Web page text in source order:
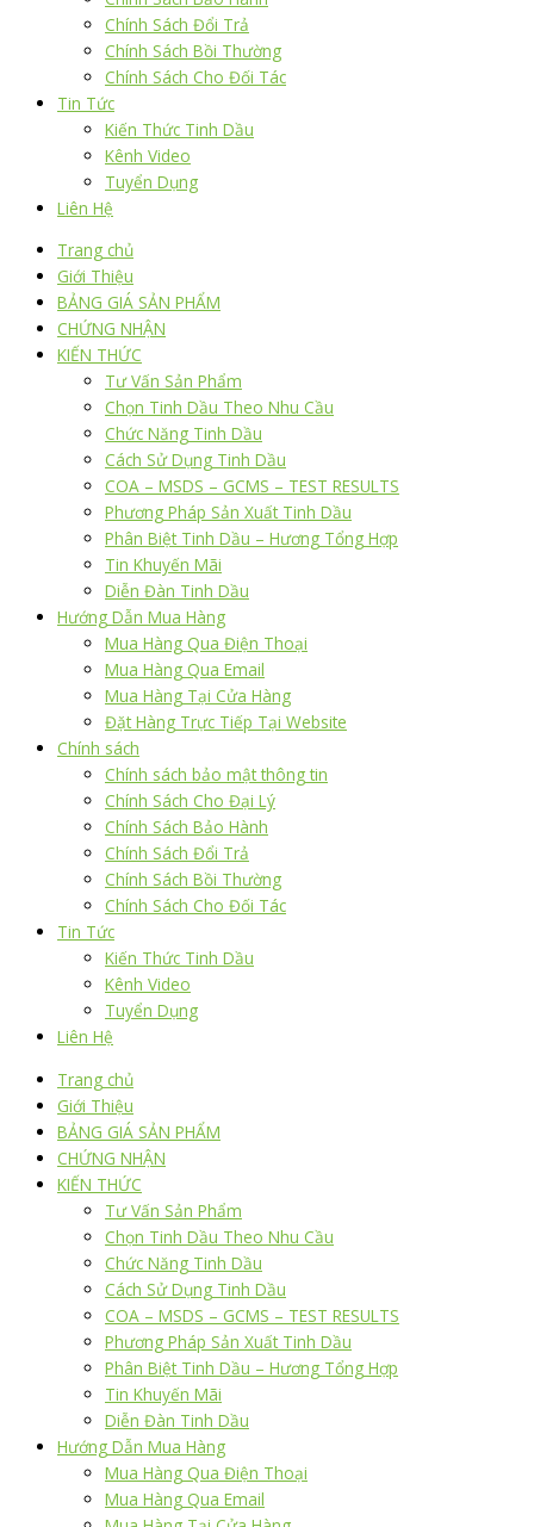
Chính Sách Đổi Trả
Chính Sách Bồi Thường
Chính Sách Cho Đối Tác
Tin Tức
Kiến Thức Tinh Dầu
Kênh Video
Tuyển Dụng
Liên Hệ
Trang chủ
Giới Thiệu
BẢNG GIÁ SẢN PHẨM
CHỨNG NHẬN
KIẾN THỨC
Tư Vấn Sản Phẩm
Chọn Tinh Dầu Theo Nhu Cầu
Chức Năng Tinh Dầu
Cách Sử Dụng Tinh Dầu
COA – MSDS – GCMS – TEST RESULTS
Phương Pháp Sản Xuất Tinh Dầu
Phân Biệt Tinh Dầu – Hương Tổng Hợp
Tin Khuyến Mãi
Diễn Đàn Tinh Dầu
Hướng Dẫn Mua Hàng
Mua Hàng Qua Điện Thoại
Mua Hàng Qua Email
Mua Hàng Tại Cửa Hàng
Đặt Hàng Trực Tiếp Tại Website
Chính sách
Chính sách bảo mật thông tin
Chính Sách Cho Đại Lý
Chính Sách Bảo Hành
Chính Sách Đổi Trả
Chính Sách Bồi Thường
Chính Sách Cho Đối Tác
Tin Tức
Kiến Thức Tinh Dầu
Kênh Video
Tuyển Dụng
Liên Hệ
Trang chủ
Giới Thiệu
BẢNG GIÁ SẢN PHẨM
CHỨNG NHẬN
KIẾN THỨC
Tư Vấn Sản Phẩm
Chọn Tinh Dầu Theo Nhu Cầu
Chức Năng Tinh Dầu
Cách Sử Dụng Tinh Dầu
COA – MSDS – GCMS – TEST RESULTS
Phương Pháp Sản Xuất Tinh Dầu
Phân Biệt Tinh Dầu – Hương Tổng Hợp
Tin Khuyến Mãi
Diễn Đàn Tinh Dầu
Hướng Dẫn Mua Hàng
Mua Hàng Qua Điện Thoại
Mua Hàng Qua Email